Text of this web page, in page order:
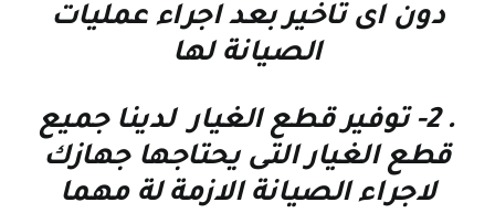
دون اى تاخير بعد اجراء عمليات
الصيانة لها
. 2-
توفير قطع الغيار لدينا جميع
قطع الغيار التى يحتاجها جهازك
لاجراء الصيانة الازمة لة مهما